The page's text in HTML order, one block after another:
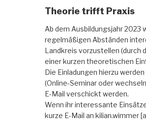
Theorie trifft Praxis
Ab dem Ausbildungsjahr 2023
regelmäßigen Abständen
Landkreis vorzustellen (durch
einer kurzen theoretischen
Die Einladungen hierzu
(Online-Seminar oder
E-Mail verschickt werden.
Wenn ihr interessante
kurze E-Mail an kilian.wimmer